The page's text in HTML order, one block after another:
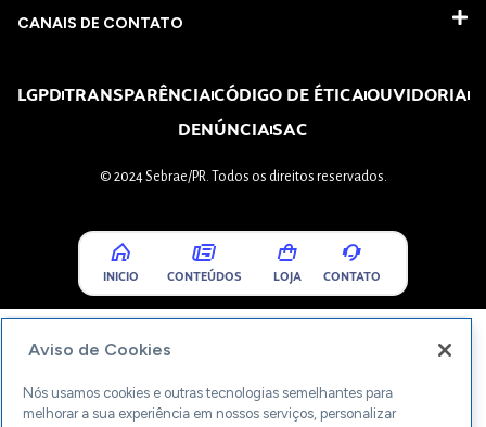
CANAIS DE CONTATO
LGPDTRANSPARÊNCIACÓDIGO DE ÉTICAOUVIDORIA
DENÚNCIASAC
© 2024 Sebrae/PR. Todos os direitos reservados.
INICIO CONTEÚDOS LOJA CONTATO
Aviso de Cookies
Nós usamos cookies e outras tecnologias semelhantes para
melhorar a sua experiência em nossos serviços, personalizar